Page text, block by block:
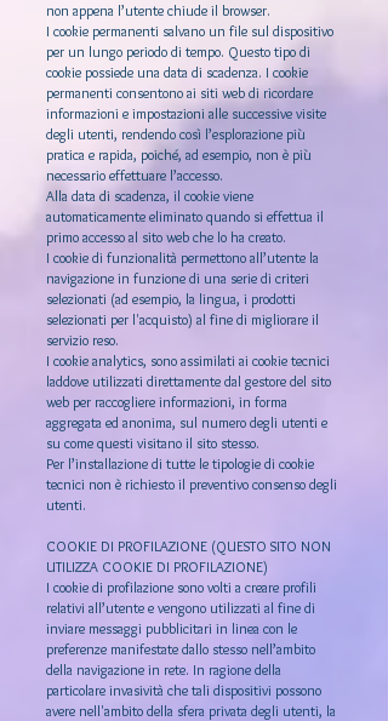
non appena l’utente chiude il browser.
I cookie permanenti salvano un file sul dispositivo
per un lungo periodo di tempo. Questo tipo di
cookie possiede una data di scadenza. I cookie
permanenti consentono ai siti web di ricordare
informazioni e impostazioni alle successive visite
degli utenti, rendendo così l’esplorazione più
pratica e rapida, poiché, ad esempio, non è più
necessario effettuare l’accesso.
Alla data di scadenza, il cookie viene
automaticamente eliminato quando si effettua il
primo accesso al sito web che lo ha creato.
I cookie di funzionalità permettono all’utente la
navigazione in funzione di una serie di criteri
selezionati (ad esempio, la lingua, i prodotti
selezionati per l'acquisto) al fine di migliorare il
servizio reso.
I cookie analytics, sono assimilati ai cookie tecnici
laddove utilizzati direttamente dal gestore del sito
web per raccogliere informazioni, in forma
aggregata ed anonima, sul numero degli utenti e
su come questi visitano il sito stesso.
Per l’installazione di tutte le tipologie di cookie
tecnici non è richiesto il preventivo consenso degli
utenti.
COOKIE DI PROFILAZIONE (QUESTO SITO NON
UTILIZZA COOKIE DI PROFILAZIONE)
I cookie di profilazione sono volti a creare profili
relativi all’utente e vengono utilizzati al fine di
inviare messaggi pubblicitari in linea con le
preferenze manifestate dallo stesso nell’ambito
della navigazione in rete. In ragione della
particolare invasività che tali dispositivi possono
avere nell'ambito della sfera privata degli utenti, la